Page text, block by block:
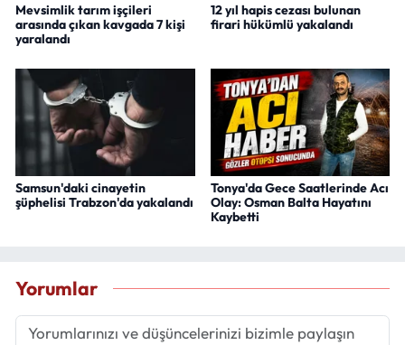
Mevsimlik tarım işçileri
arasında çıkan kavgada 7 kişi
yaralandı
12 yıl hapis cezası bulunan
firari hükümlü yakalandı
Samsun'daki cinayetin
şüphelisi Trabzon'da yakalandı
Tonya'da Gece Saatlerinde Acı
Olay: Osman Balta Hayatını
Kaybetti
Yorumlar